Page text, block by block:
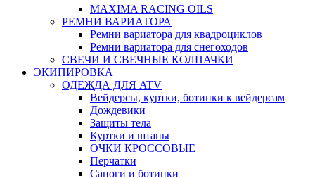
MAXIMA RACING OILS
РЕМНИ ВАРИАТОРА
Ремни вариатора для квадроциклов
Ремни вариатора для снегоходов
СВЕЧИ И СВЕЧНЫЕ КОЛПАЧКИ
ЭКИПИРОВКА
ОДЕЖДА ДЛЯ ATV
Вейдерсы, куртки, ботинки к вейдерсам
Дождевики
Защиты тела
Куртки и штаны
ОЧКИ КРОССОВЫЕ
Перчатки
Сапоги и ботинки